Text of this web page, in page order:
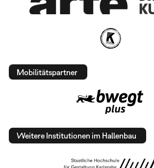
Mobilitätspartner
Weitere Institutionen im Hallenbau